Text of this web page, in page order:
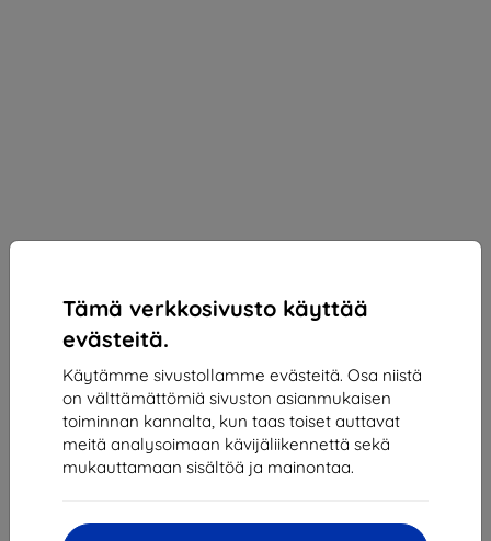
Tämä verkkosivusto käyttää
evästeitä.
Käytämme sivustollamme evästeitä. Osa niistä
on välttämättömiä sivuston asianmukaisen
toiminnan kannalta, kun taas toiset auttavat
meitä analysoimaan kävijäliikennettä sekä
mukauttamaan sisältöä ja mainontaa.
Samsung micro SDXC 512GB PRO Ultimate + SD
adaptér